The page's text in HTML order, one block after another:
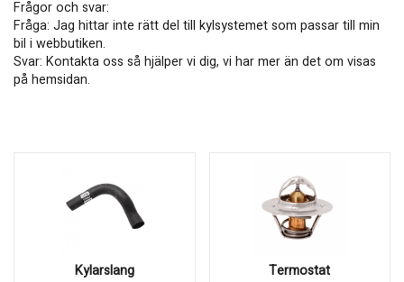
Frågor och svar:
Fråga: Jag hittar inte rätt del till kylsystemet som passar till min
bil i webbutiken.
Svar: Kontakta oss så hjälper vi dig, vi har mer än det om visas
på hemsidan.
Kylarslang Termostat